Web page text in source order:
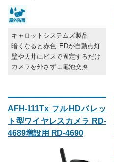
キャロットシステムズ製品
暗くなると赤色LEDが自動点灯
壁や天井にビスで固定するだけ
カメラを外さずに電池交換
AFH-111Tx フルHDバレッ
ト型ワイヤレスカメラ RD-
4689増設用 RD-4690